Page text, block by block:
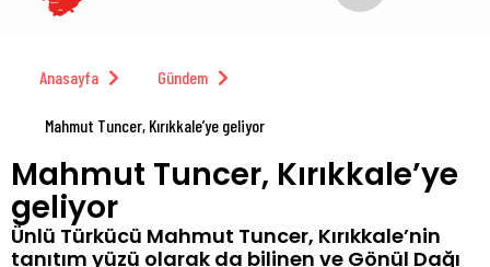
Anasayfa Gündem
Mahmut Tuncer, Kırıkkale’ye geliyor
Mahmut Tuncer, Kırıkkale’ye
geliyor
Ünlü Türkücü Mahmut Tuncer, Kırıkkale’nin
tanıtım yüzü olarak da bilinen ve Gönül Dağı